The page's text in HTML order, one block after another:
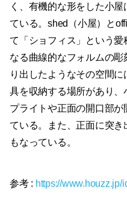
く、有機的な形をした小
ている。shed（小屋）と
て「ショフィス」という
なる曲線的なフォルムの彫
り出したようなその空間
具を収納する場所があり
プライトや正面の開口部
ている。また、正面に突
もなっている。
参考 : https://